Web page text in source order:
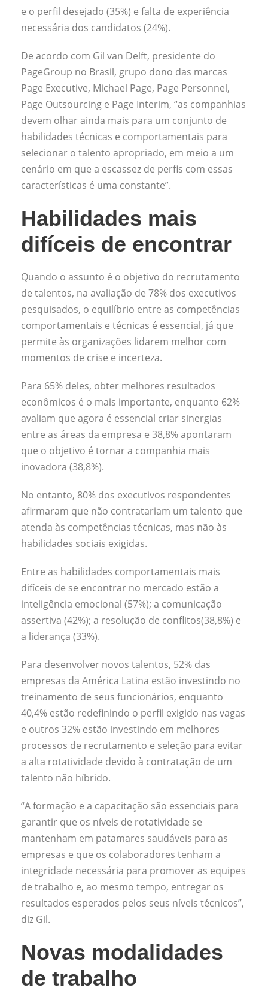
e o perfil desejado (35%) e falta de experiência
necessária dos candidatos (24%).
De acordo com Gil van Delft, presidente do
PageGroup no Brasil, grupo dono das marcas
Page Executive, Michael Page, Page Personnel,
Page Outsourcing e Page Interim, “as companhias
devem olhar ainda mais para um conjunto de
habilidades técnicas e comportamentais para
selecionar o talento apropriado, em meio a um
cenário em que a escassez de perfis com essas
características é uma constante”.
Habilidades mais
difíceis de encontrar
Quando o assunto é o objetivo do recrutamento
de talentos, na avaliação de 78% dos executivos
pesquisados, o equilíbrio entre as competências
comportamentais e técnicas é essencial, já que
permite às organizações lidarem melhor com
momentos de crise e incerteza.
Para 65% deles, obter melhores resultados
econômicos é o mais importante, enquanto 62%
avaliam que agora é essencial criar sinergias
entre as áreas da empresa e 38,8% apontaram
que o objetivo é tornar a companhia mais
inovadora (38,8%).
No entanto, 80% dos executivos respondentes
afirmaram que não contratariam um talento que
atenda às competências técnicas, mas não às
habilidades sociais exigidas.
Entre as habilidades comportamentais mais
difíceis de se encontrar no mercado estão a
inteligência emocional (57%); a comunicação
assertiva (42%); a resolução de conflitos(38,8%) e
a liderança (33%).
Para desenvolver novos talentos, 52% das
empresas da América Latina estão investindo no
treinamento de seus funcionários, enquanto
40,4% estão redefinindo o perfil exigido nas vagas
e outros 32% estão investindo em melhores
processos de recrutamento e seleção para evitar
a alta rotatividade devido à contratação de um
talento não híbrido.
“A formação e a capacitação são essenciais para
garantir que os níveis de rotatividade se
mantenham em patamares saudáveis para as
empresas e que os colaboradores tenham a
integridade necessária para promover as equipes
de trabalho e, ao mesmo tempo, entregar os
resultados esperados pelos seus níveis técnicos”,
diz Gil.
Novas modalidades
de trabalho